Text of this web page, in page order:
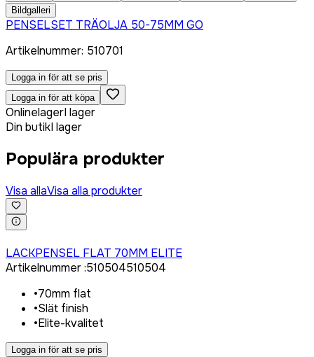
Bildgalleri
PENSELSET TRÄOLJA 50-75MM GO
Artikelnummer: 510701
Logga in för att se pris
Logga in för att köpa
OnlinelagerI lager
Din butikI lager
Populära produkter
Visa allaVisa alla produkter
LACKPENSEL FLAT 70MM ELITE
Artikelnummer:510504510504
•70mm flat
•Slät finish
•Elite-kvalitet
Logga in för att se pris